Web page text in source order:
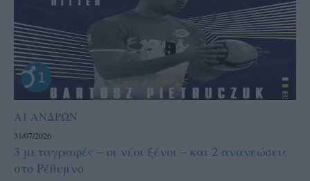
Α1 ΑΝΔΡΩΝ
31/07/2026
3 μεταγραφές – οι νέοι ξένοι – και 2 ανανεώσεις
στο Ρέθυμνο